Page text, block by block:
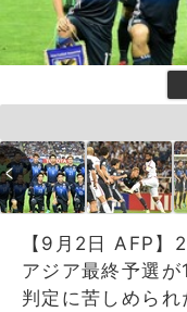
【9月2日 AFP】
アジア最終予選
判定に苦しめら